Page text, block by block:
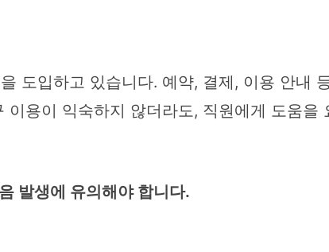
도입하고 있습니다. 예약, 결제, 이용 안내
용이 익숙하지 않더라도, 직원에게 도움을
발생에 유의해야 합니다.